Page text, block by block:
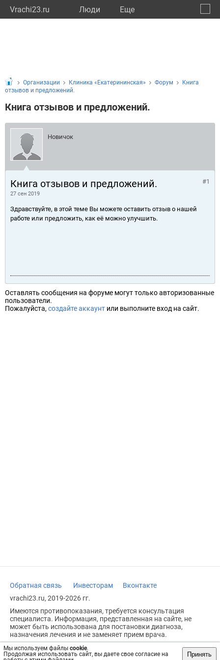
Vrachi23.ru Люди Eще
Мы используем файлы cookie.
Продолжая использовать сайт, вы даете свое согласие на
Принять
Организации Клиника «Екатерининская» Форум
Книга
отзывов и предложений.
Книга отзывов и предложений.
Новичок
Книга отзывов и предложений.
27 сен 2019
#1
Здравствуйте, в этой теме Вы можете оставить отзыв о нашей
работе или предложить, как её можно улучшить.
Оставлять сообщения на форуме могут только авторизованные
пользователи.
Пожалуйста, создайте аккаунт или выполните вход на сайт.
Обратная связь Инвесторам
Вконтакте
vrachi23.ru, 2019-2026 гг.
Имеются противопоказания, требуется консультация
специалиста. Информация, представленная на сайте, не
может быть использована для постановки диагноза,
назначения лечения и не заменяет прием врача.
Возрастное ограничение: 18+